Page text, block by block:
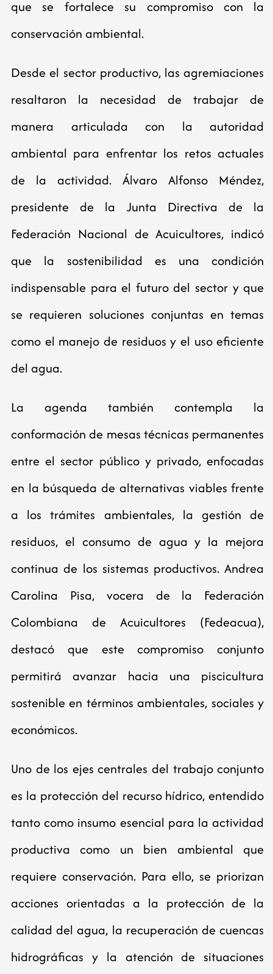
que se fortalece su compromiso con la
conservación ambiental.
Desde el sector productivo, las agremiaciones
resaltaron la necesidad de trabajar de
manera articulada con la autoridad
ambiental para enfrentar los retos actuales
de la actividad. Álvaro Alfonso Méndez,
presidente de la Junta Directiva de la
Federación Nacional de Acuicultores, indicó
que la sostenibilidad es una condición
indispensable para el futuro del sector y que
se requieren soluciones conjuntas en temas
como el manejo de residuos y el uso eficiente
del agua.
La agenda también contempla la
conformación de mesas técnicas permanentes
entre el sector público y privado, enfocadas
en la búsqueda de alternativas viables frente
a los trámites ambientales, la gestión de
residuos, el consumo de agua y la mejora
continua de los sistemas productivos. Andrea
Carolina Pisa, vocera de la Federación
Colombiana de Acuicultores (Fedeacua),
destacó que este compromiso conjunto
permitirá avanzar hacia una piscicultura
sostenible en términos ambientales, sociales y
económicos.
Uno de los ejes centrales del trabajo conjunto
es la protección del recurso hídrico, entendido
tanto como insumo esencial para la actividad
productiva como un bien ambiental que
requiere conservación. Para ello, se priorizan
acciones orientadas a la protección de la
calidad del agua, la recuperación de cuencas
hidrográficas y la atención de situaciones